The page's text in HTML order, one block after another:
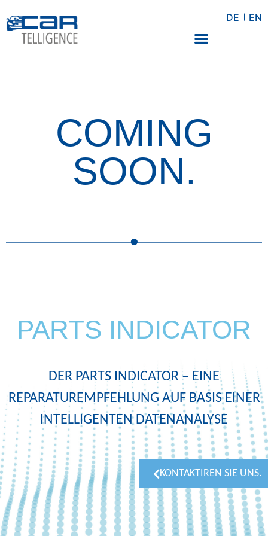
DE EN
COMING
SOON.
PARTS INDICATOR
DER PARTS INDICATOR – EINE
REPARATUREMPFEHLUNG AUF BASIS EINER
INTELLIGENTEN DATENANALYSE
KONTAKTIREN SIE UNS.